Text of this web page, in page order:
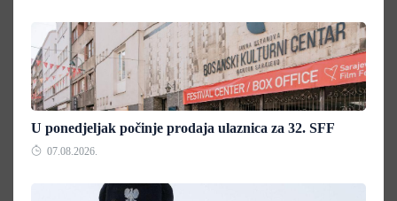
U ponedjeljak počinje prodaja ulaznica za 32. SFF
07.08.2026.